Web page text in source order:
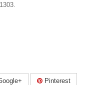
Pinterest